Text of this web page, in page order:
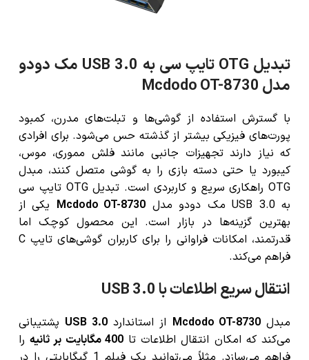
تبدیل OTG تایپ سی به USB 3.0 مک دودو
مدل Mcdodo OT-8730
با گسترش استفاده از گوشی‌ها و تبلت‌های مدرن، کمبود
پورت‌های فیزیکی بیشتر از گذشته حس می‌شود. برای افرادی
که نیاز دارند تجهیزات جانبی مانند فلش مموری، موس،
کیبورد یا حتی دسته بازی را به گوشی متصل کنند، مبدل
OTG راهکاری سریع و کاربردی است. تبدیل OTG تایپ سی
به USB 3.0 مک دودو مدل
Mcdodo OT-8730 یکی از
بهترین گزینه‌ها در بازار است. این محصول کوچک اما
قدرتمند، امکانات فراوانی را برای کاربران گوشی‌های تایپ C
فراهم می‌کند.
انتقال سریع اطلاعات با USB 3.0
مبدلMcdodo OT-8730 از استانداردUSB 3.0 پشتیبانی
می‌کند که امکان انتقال اطلاعات تا400 مگابایت بر ثانیه
را